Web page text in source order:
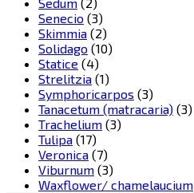
Senecio (3)
Skimmia (2)
Solidago (10)
Statice (4)
Strelitzia (1)
Symphoricarpos (3)
Tanacetum (matracaria) (3)
Trachelium (3)
Tulipa (17)
Veronica (7)
Viburnum (3)
Waxflower/ chamelaucium